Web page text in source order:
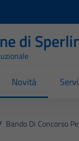
di
Novità
Bando Di Concorso